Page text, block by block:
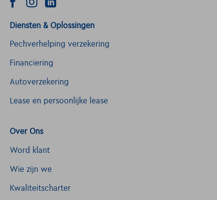
Diensten & Oplossingen
Pechverhelping verzekering
Financiering
Autoverzekering
Lease en persoonlijke lease
Over Ons
Word klant
Wie zijn we
Kwaliteitscharter